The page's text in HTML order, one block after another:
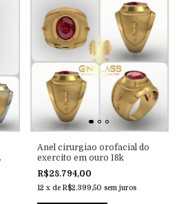
Anel cirurgiao orofacial do
exercito em ouro 18k
R$28.794,00
12 x de R$2.399,50 sem juros